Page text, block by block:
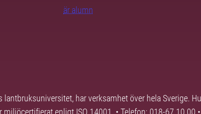
är alumn
lantbruksuniversitet, har verksamhet över hela Sverige.
miljöcertifierat enligt ISO 14001. • Telefon: 018-67 10 00